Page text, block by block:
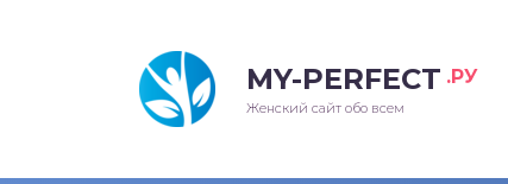
MY-PERFECT .РУ
Женский сайт обо всем